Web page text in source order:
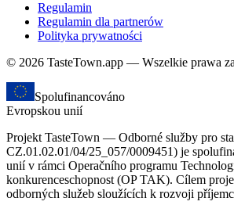
Regulamin
Regulamin dla partnerów
Polityka prywatności
© 2026 TasteTown.app — Wszelkie prawa
Spolufinancováno
Evropskou unií
Projekt TasteTown — Odborné služby pro
CZ.01.02.01/04/25_057/0009451) je
unií v rámci Operačního programu
konkurenceschopnost (OP TAK). Cílem
odborných služeb sloužících k rozvoji